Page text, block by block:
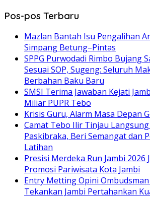
Pos-pos Terbaru
Mazlan Bantah Isu Pengalihan
Simpang Betung–Pintas
SPPG Purwodadi Rimbo Bujang
Sesuai SOP, Sugeng: Seluruh
Berbahan Baku Baru
SMSI Terima Jawaban Kejati
Miliar PUPR Tebo
Krisis Guru, Alarm Masa Depan
Camat Tebo Ilir Tinjau
Paskibraka, Beri Semangat dan
Latihan
Presisi Merdeka Run Jambi 2026
Promosi Pariwisata Kota Jambi
Entry Metting Opini
Tekankan Jambi Pertahankan